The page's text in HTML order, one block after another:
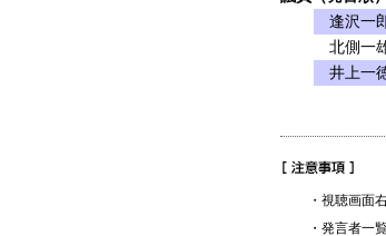
逢沢一
北側一
井上一
・視聴画面
・発言者一